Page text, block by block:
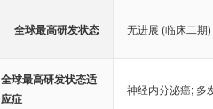
全球最高研发状态 无进展 (临床二期)
全球最高研发状态适
应症
神经内分泌癌; 多